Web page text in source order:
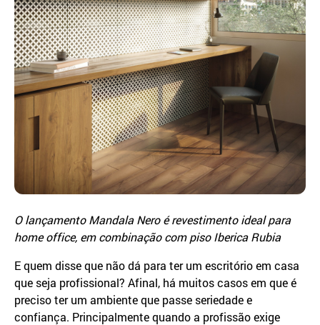
O lançamento Mandala Nero é revestimento ideal para
home office, em combinação com piso Iberica Rubia
E quem disse que não dá para ter um escritório em casa
que seja profissional? Afinal, há muitos casos em que é
preciso ter um ambiente que passe seriedade e
confiança. Principalmente quando a profissão exige